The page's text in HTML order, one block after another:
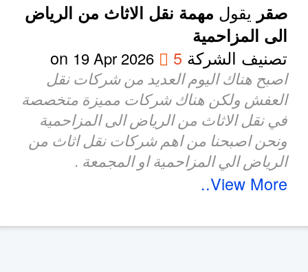
صقريقولمهمة نقل الاثاث من الرياض
الى المزاحمية
تصنيف الشركة5
19 Apr 2026
اصبح هناك اليوم العديد من شركات نقل
العفش ولكن هناك شركات مميزة متخصصة
في نقل الاثاث من الرياض الى المزاحمية
ونحن اصبحنا من اهم شركات نقل اثاث من
الرياض الي المزاحمية او المجمعة .
View More..